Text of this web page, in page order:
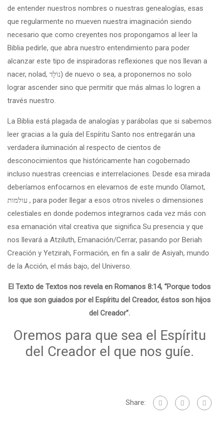
de entender nuestros nombres o nuestras genealogías, esas
que regularmente no mueven nuestra imaginación siendo
necesario que como creyentes nos propongamos al leer la
Biblia pedirle, que abra nuestro entendimiento para poder
alcanzar este tipo de inspiradoras reflexiones que nos llevan a
nacer, nolad, נוֹלָד) de nuevo o sea, a proponernos no solo
lograr ascender sino que permitir que más almas lo logren a
través nuestro.
La Biblia está plagada de analogías y parábolas que si sabemos
leer gracias a la guía del Espíritu Santo nos entregarán una
verdadera iluminación al respecto de cientos de
desconocimientos que históricamente han cogobernado
incluso nuestras creencias e interrelaciones. Desde esa mirada
deberíamos enfocarnos en elevarnos de este mundo Olamot,
עולמות , para poder llegar a esos otros niveles o dimensiones
celestiales en donde podemos integrarnos cada vez más con
esa emanación vital creativa que significa Su presencia y que
nos llevará a Atziluth, Emanación/Cerrar, pasando por Beriah
Creación y Yetzirah, Formación, en fin a salir de Asiyah, mundo
de la Acción, el más bajo, del Universo.
El Texto de Textos nos revela en Romanos 8:14, “Porque todos
los que son guiados por el Espíritu del Creador, éstos son hijos
del Creador”.
Oremos para que sea el Espíritu
del Creador el que nos guíe.
Share: